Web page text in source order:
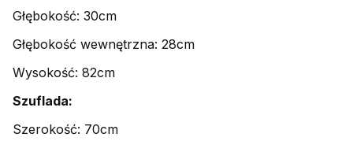
Głębokość: 30cm
Głębokość wewnętrzna: 28cm
Wysokość: 82cm
Szuflada:
Szerokość: 70cm